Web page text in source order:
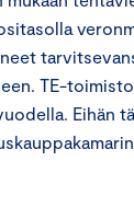
TE-
Eihän